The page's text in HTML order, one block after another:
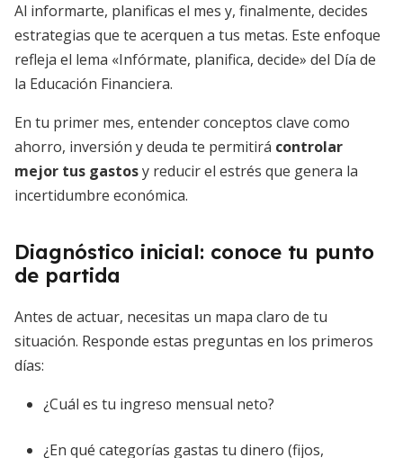
Al informarte, planificas el mes y, finalmente, decides
estrategias que te acerquen a tus metas. Este enfoque
refleja el lema «Infórmate, planifica, decide» del Día de
la Educación Financiera.
En tu primer mes, entender conceptos clave como
ahorro, inversión y deuda te permitirá controlar
mejor tus gastosy reducir el estrés que genera la
incertidumbre económica.
Diagnóstico inicial: conoce tu punto
de partida
Antes de actuar, necesitas un mapa claro de tu
situación. Responde estas preguntas en los primeros
días:
¿Cuál es tu ingreso mensual neto?
¿En qué categorías gastas tu dinero (fijos,